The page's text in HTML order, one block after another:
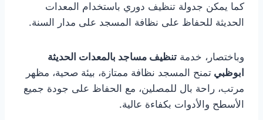
كما يمكن جدولة تنظيف دوري باستخدام المعدات
الحديثة للحفاظ على نظافة المسجد على مدار السنة.
وباختصار، خدمة تنظيف مساجد بالمعدات الحديثة
ابوظبي تمنح المسجد نظافة ممتازة، بيئة صحية، مظهر
مرتب، راحة بال للمصلين، مع الحفاظ على جودة جميع
الأسطح والأدوات بكفاءة عالية.